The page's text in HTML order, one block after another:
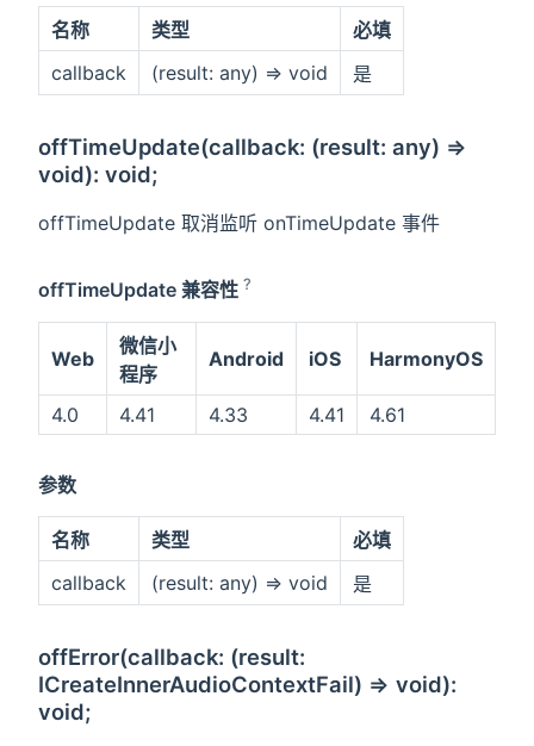
名称 类型
必填
callback
(result: any) => void 是
offTimeUpdate(callback: (result: any) =>
void): void;
offTimeUpdate 取消监听 onTimeUpdate 事件
offTimeUpdate 兼容性 ?
Web
微信小
程序
Android iOS HarmonyOS
4.0 4.41 4.33 4.41 4.61
参数
名称 类型
必填
callback
(result: any) => void 是
offError(callback: (result:
ICreateInnerAudioContextFail) => void):
void;